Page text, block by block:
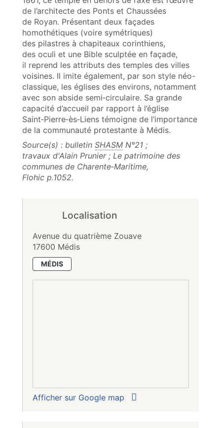
de l’architecte des Ponts et Chaussées
de Royan. Présentant deux façades
homothétiques (voire symétriques)
des pilastres à chapiteaux corinthiens,
des oculi et une Bible sculptée en façade,
il reprend les attributs des temples des villes
voisines. Il imite également, par son style néo-
classique, les églises des environs, notamment
avec son abside semi‑circulaire. Sa grande
capacité d’accueil par rapport à l’église
Saint‑Pierre‑ès‑Liens témoigne de l’importance
de la communauté protestante à Médis.
Source(s) : bulletin SHASM N°21 ;
travaux d'Alain Prunier ; Le patrimoine des
communes de Charente‑Maritime,
Flohic p.1052.
Localisation
Avenue du quatrième Zouave
17600 Médis
MÉDIS
Afficher sur Google map